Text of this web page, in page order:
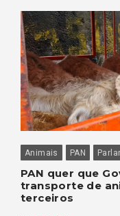
Animais PAN
PAN quer que
transporte de
terceiros